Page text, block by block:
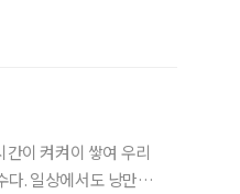
이 켜켜이 쌓여 우리
다. 일상에서도 낭만을